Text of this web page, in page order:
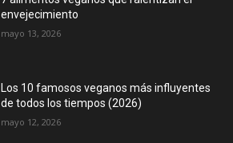
envejecimiento
mayo 13, 2026
Los 10 famosos veganos más influyentes
de todos los tiempos (2026)
mayo 12, 2026